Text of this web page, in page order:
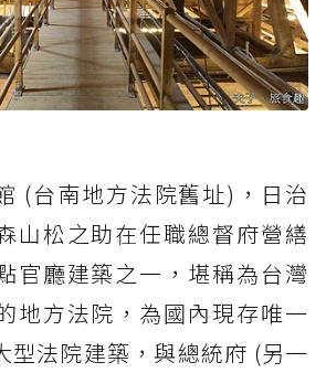
(台南地方法院舊址)，日治
山松之助在任職總督府營繕
官廳建築之一，堪稱為台灣
地方法院，為國內現存唯一
型法院建築，與總統府 (另一